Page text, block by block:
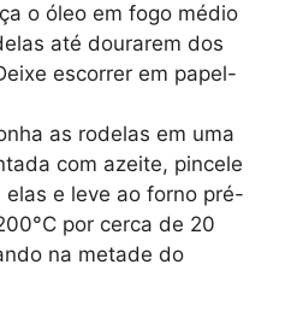
o óleo em fogo médio
até dourarem dos
escorrer em papel-
as rodelas em uma
com azeite, pincele
elas e leve ao forno pré-
por cerca de 20
na metade do